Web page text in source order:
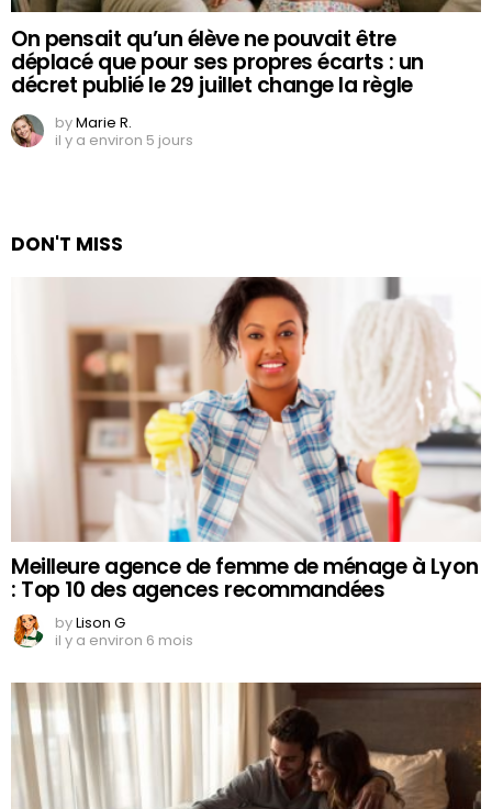
On pensait qu’un élève ne pouvait être
déplacé que pour ses propres écarts : un
décret publié le 29 juillet change la règle
byMarie R.
il y a environ 5 jours
DON'T MISS
Meilleure agence de femme de ménage à Lyon
: Top 10 des agences recommandées
byLison G
il y a environ 6 mois